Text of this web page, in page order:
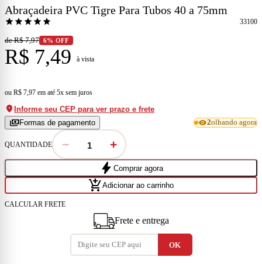
Abraçadeira PVC Tigre Para Tubos 40 a 75mm
star star star star star 33100
de R$ 7,97 6% OFF
R$ 7,49 à vista
ou R$ 7,97 em até 5x sem juros
location_on Informe seu CEP para ver prazo e frete
paymentsFormas de pagamento visibility2olhando agora
QUANTIDADE − +
bolt Comprar agora
add_shopping_cartAdicionar ao carrinho
CALCULAR FRETE
Frete e entrega